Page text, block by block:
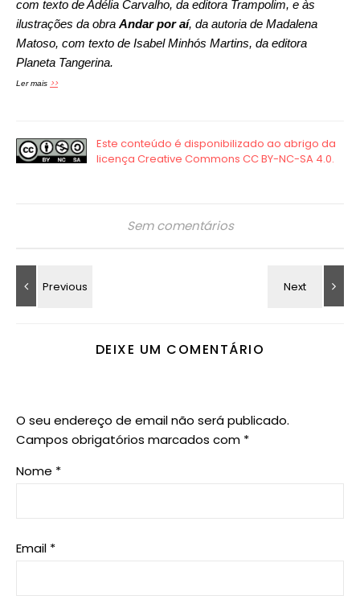
com texto de Adélia Carvalho, da editora Trampolim, e às
ilustrações da obra Andar por aí, da autoria de Madalena
Matoso, com texto de Isabel Minhós Martins, da editora
Planeta Tangerina.
Ler mais >>
Sem comentários
DEIXE UM COMENTÁRIO
O seu endereço de email não será publicado.
Campos obrigatórios marcados com *
Nome *
Email *